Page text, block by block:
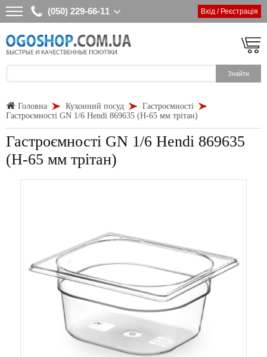
(050) 229-66-11 Вхід / Реєстрація
Головна Кухонний посуд
Гастроємності
Гастроємності GN 1/6 Hendi 869635 (Н-65 мм трітан)
Гастроємності GN 1/6 Hendi 869635
(Н-65 мм трітан)